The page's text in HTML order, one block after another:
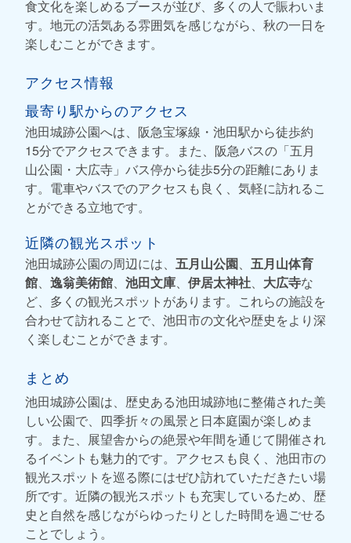
食文化を楽しめるブースが並び、多くの人で賑わいま
す。地元の活気ある雰囲気を感じながら、秋の一日を
楽しむことができます。
アクセス情報
最寄り駅からのアクセス
池田城跡公園へは、阪急宝塚線・池田駅から徒歩約
15分でアクセスできます。また、阪急バスの「五月
山公園・大広寺」バス停から徒歩5分の距離にありま
す。電車やバスでのアクセスも良く、気軽に訪れるこ
とができる立地です。
近隣の観光スポット
池田城跡公園の周辺には、 五月山公園、 五月山体育
館、 逸翁美術館、 池田文庫、 伊居太神社、 大広寺な
ど、多くの観光スポットがあります。これらの施設を
合わせて訪れることで、池田市の文化や歴史をより深
く楽しむことができます。
まとめ
池田城跡公園は、歴史ある池田城跡地に整備された美
しい公園で、四季折々の風景と日本庭園が楽しめま
す。また、展望舎からの絶景や年間を通じて開催され
るイベントも魅力的です。アクセスも良く、池田市の
観光スポットを巡る際にはぜひ訪れていただきたい場
所です。近隣の観光スポットも充実しているため、歴
史と自然を感じながらゆったりとした時間を過ごせる
ことでしょう。